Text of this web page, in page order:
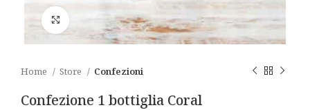
Click to enlarge
Home Store Confezioni
Confezione 1 bottiglia Coral